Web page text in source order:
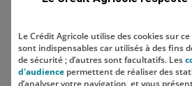
peut-on avoir ? Le…
Economiser
Comment
Le Crédit Agricole utilise des cookies sur
sont indispensables car utilisés à des fins
de sécurité ; d’autres sont facultatifs. Les
d'audience permettent de réaliser des
d’analyser votre navigation, et vous